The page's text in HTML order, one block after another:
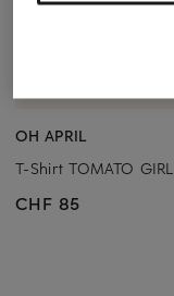
OH APRIL
T-Shirt TOMATO GIRL
CHF 85